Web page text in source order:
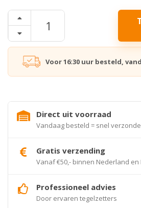
Voor 16:30 uur besteld,
Direct uit voorraad
Vandaag besteld = snel
Gratis verzending
Vanaf €50,- binnen Nederland en
Professioneel advies
Door ervaren tegelzetters